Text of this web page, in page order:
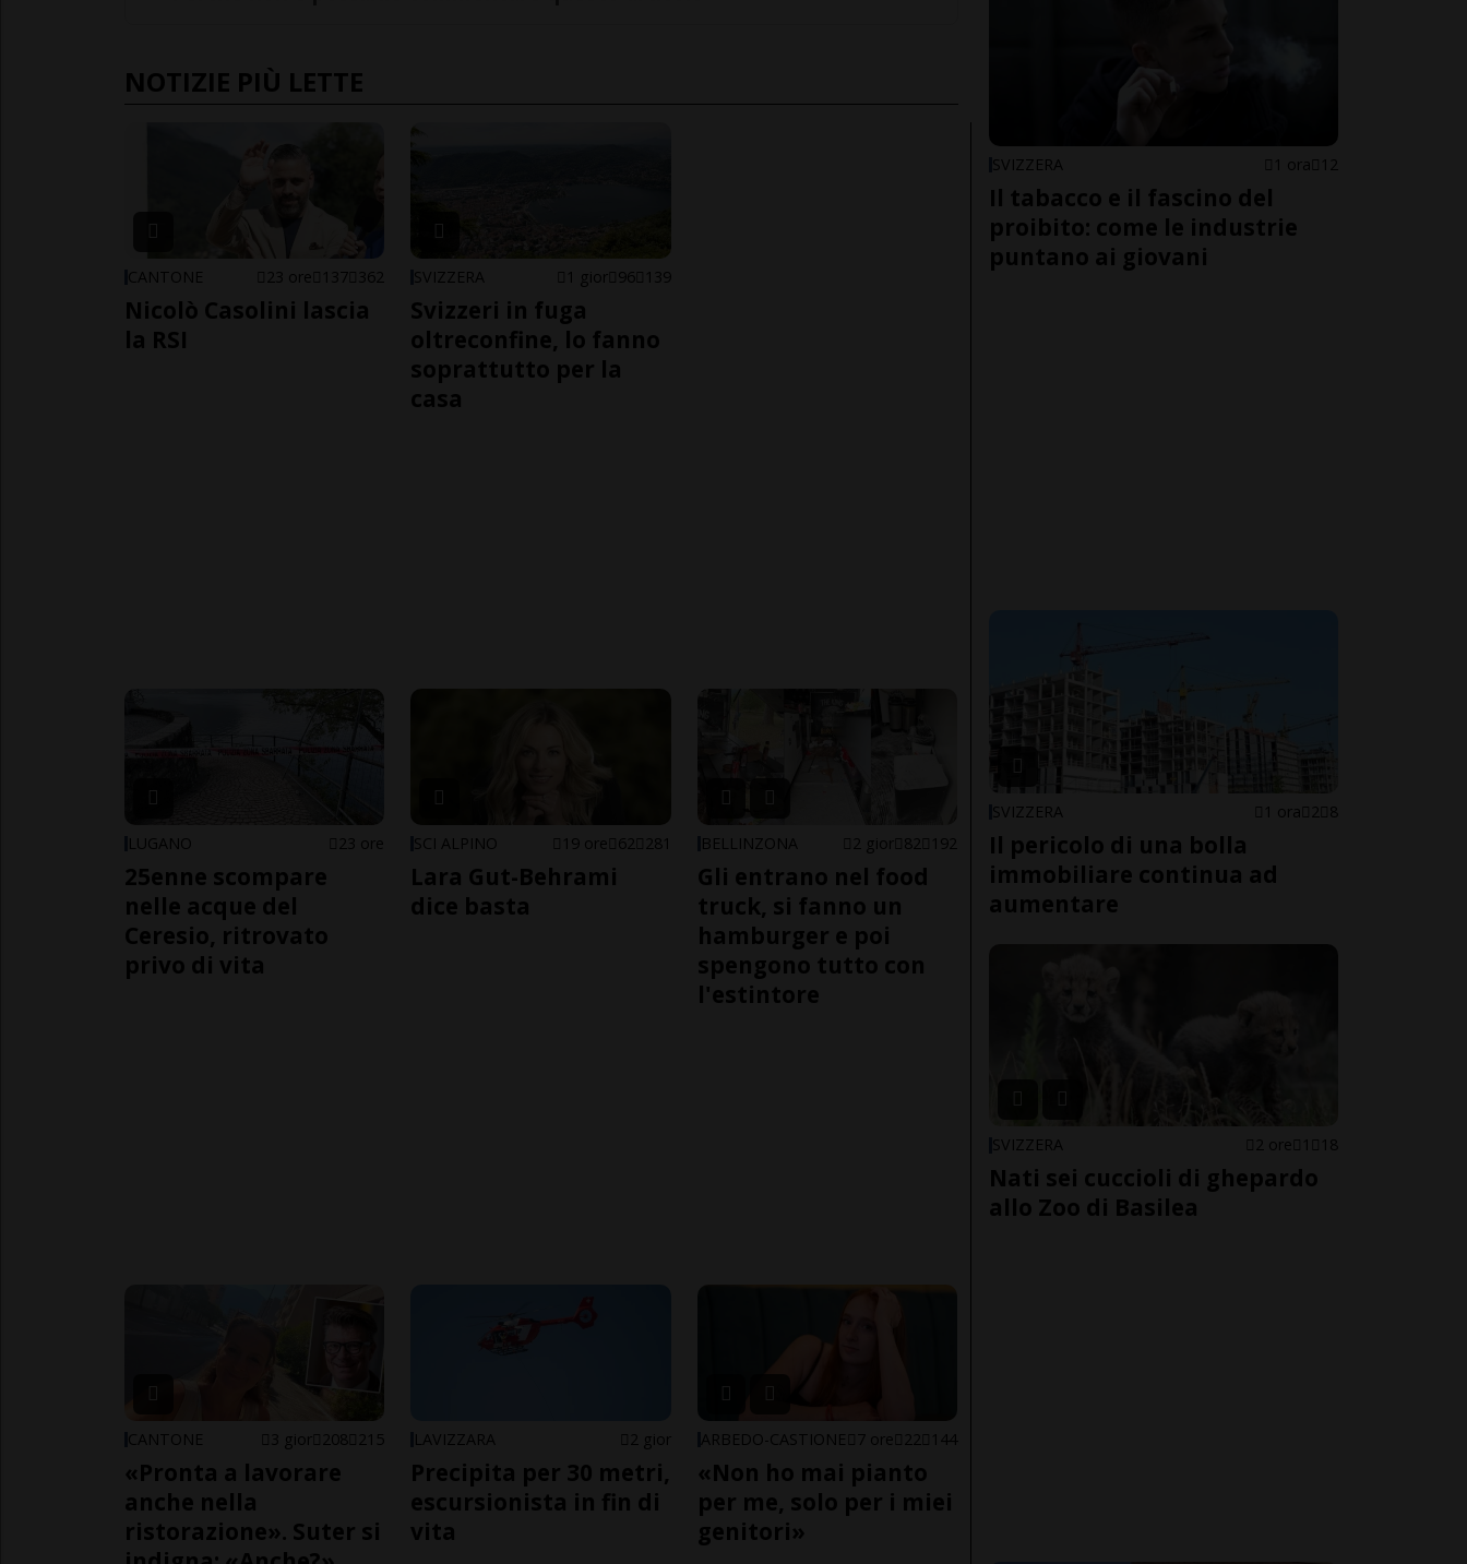
NOTIZIE PIÙ LETTE
CANTONE 23 ore 137 362
Nicolò Casolini lascia
la RSI
SVIZZERA 1 gior 96 139
Svizzeri in fuga
oltreconfine, lo fanno
soprattutto per la
casa
LUGANO 23 ore
25enne scompare
nelle acque del
Ceresio, ritrovato
privo di vita
SCI ALPINO 19 ore 62 281
Lara Gut-Behrami
dice basta
BELLINZONA 2 gior 82 192
Gli entrano nel food
truck, si fanno un
hamburger e poi
spengono tutto con
l'estintore
CANTONE 3 gior 208 215
«Pronta a lavorare
anche nella
ristorazione». Suter si
LAVIZZARA 2 gior
Precipita per 30 metri,
escursionista in fin di
vita
ARBEDO-CASTIONE 7 ore 22 144
«Non ho mai pianto
per me, solo per i miei
genitori»
SVIZZERA 1 ora 12
Il tabacco e il fascino del
proibito: come le industrie
puntano ai giovani
SVIZZERA 1 ora 2 8
Il pericolo di una bolla
immobiliare continua ad
aumentare
SVIZZERA 2 ore 1 18
Nati sei cuccioli di ghepardo
allo Zoo di Basilea